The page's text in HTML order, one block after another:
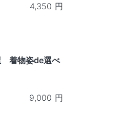
4,350 円
着物姿de選べ
9,000 円